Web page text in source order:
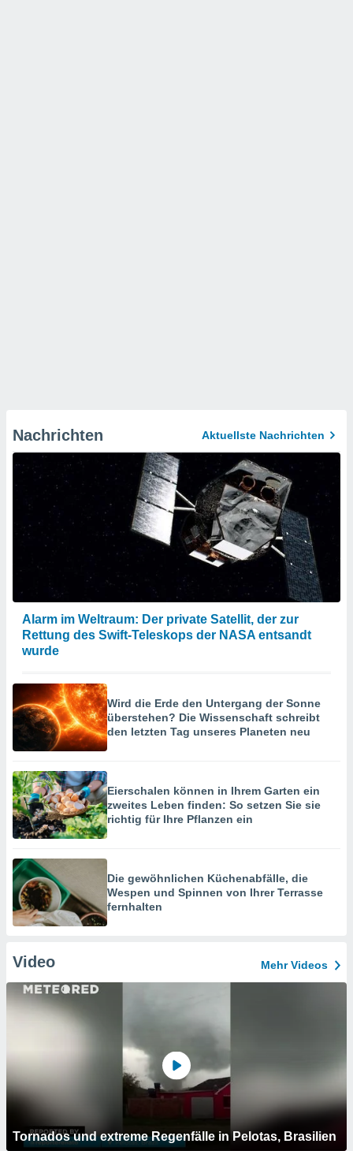
Nachrichten Aktuellste Nachrichten
Alarm im Weltraum: Der private Satellit, der zur
Rettung des Swift-Teleskops der NASA entsandt
wurde
Wird die Erde den Untergang der Sonne
überstehen? Die Wissenschaft schreibt
den letzten Tag unseres Planeten neu
Eierschalen können in Ihrem Garten ein
zweites Leben finden: So setzen Sie sie
richtig für Ihre Pflanzen ein
Die gewöhnlichen Küchenabfälle, die
Wespen und Spinnen von Ihrer Terrasse
fernhalten
Video Mehr Videos
Tornados und extreme Regenfälle in Pelotas, Brasilien